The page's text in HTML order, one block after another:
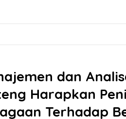
dan
Harapkan
Terhadap